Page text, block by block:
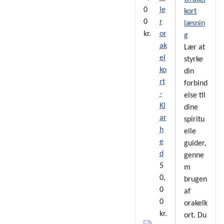
0
0
kr.
le
r
or
ak
el
ko
rt
-
Kl
ar
h
e
d
5
0,
0
0
kr.
kort
læsnin
g
Lær at
styrke
din
forbind
else til
dine
spiritu
elle
guider,
genne
m
brugen
af
orakelk
ort. Du